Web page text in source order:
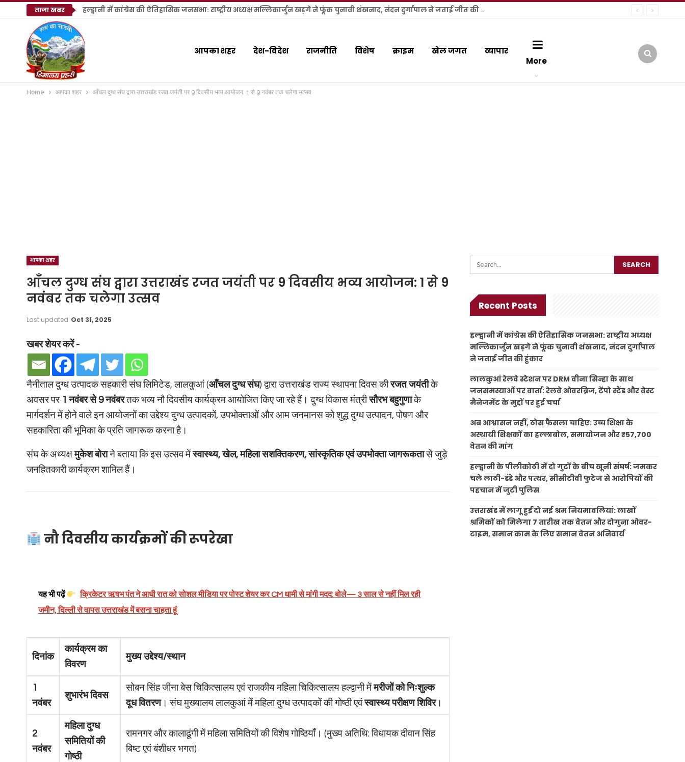
ताजा खबर हल्द्वानी में कांग्रेस की ऐतिहासिक जनसभा: राष्ट्रीय अध्यक्ष मल्लिकार्जुन खड़गे ने फूंक चुनावी शंखनाद, नंदन दुर्गापाल ने जताई जीत की हुंकार
आपका शहर देश-विदेश राजनीति विशेष क्राइम खेल जगत
व्यापार
More
Home आपका शहर आँचल दुग्ध संघ द्वारा उत्तराखंड रजत जयंती पर 9 दिवसीय भव्य आयोजन: 1 से 9 नवंबर तक चलेगा उत्सव
आपका शहर
आँचल दुग्ध संघ द्वारा उत्तराखंड रजत जयंती पर 9 दिवसीय भव्य आयोजन: 1 से 9
नवंबर तक चलेगा उत्सव
Last updated Oct 31, 2025
खबर शेयर करें -
नैनीताल दुग्ध उत्पादक सहकारी संघ लिमिटेड, लालकुआं (आँचल दुग्ध संघ) द्वारा उत्तराखंड राज्य स्थापना दिवस कीरजत जयंतीके
अवसर पर 1 नवंबर से 9 नवंबरतक भव्य नौ दिवसीय कार्यक्रम आयोजित किए जा रहे हैं। दुग्ध विकास मंत्रीसौरभ बहुगुणाके
मार्गदर्शन में होने वाले इन आयोजनों का उद्देश्य दुग्ध उत्पादकों, उपभोक्ताओं और आम जनमानस को शुद्ध दुग्ध उत्पादन, पोषण और
सहकारिता की भूमिका के प्रति जागरूक करना है।
संघ के अध्यक्षमुकेश बोराने बताया कि इस उत्सव मेंस्वास्थ्य, खेल, महिला सशक्तिकरण, सांस्कृतिक एवं उपभोक्ता जागरूकतासे जुड़े
जनहितकारी कार्यक्रम शामिल हैं।
नौ दिवसीय कार्यक्रमों की रूपरेखा
यह भी पढ़ें
क्रिकेटर ऋषभ पंत ने आधी रात को सोशल मीडिया पर पोस्ट शेयर कर CM धामी से मांगी मदद: बोले— 3 साल से नहीं मिल रही
जमीन, दिल्ली से वापस उत्तराखंड में बसना चाहता हूं
दिनांक
कार्यक्रम का
विवरण
मुख्य उद्देश्य/स्थान
1
नवंबर
शुभारंभ दिवस
सोबन सिंह जीना बेस चिकित्सालय एवं राजकीय महिला चिकित्सालय हल्द्वानी मेंमरीजों को निःशुल्क
दूध वितरण। संघ मुख्यालय लालकुआं में महिला दुग्ध उत्पादकों की गोष्ठी एवंस्वास्थ्य परीक्षण शिविर।
2
नवंबर
महिला दुग्ध
समितियों की
गोष्ठी
रामनगर और कालाढूंगी में महिला समितियों की विशेष गोष्ठियाँ। (मुख्य अतिथि: विधायक दीवान सिंह
बिष्ट एवं बंशीधर भगत)
Recent Posts
हल्द्वानी में कांग्रेस की ऐतिहासिक जनसभा: राष्ट्रीय अध्यक्ष
मल्लिकार्जुन खड़गे ने फूंक चुनावी शंखनाद, नंदन दुर्गापाल
ने जताई जीत की हुंकार
लालकुआं रेलवे स्टेशन पर DRM वीना सिन्हा के साथ
जनसमस्याओं पर वार्ता: रेलवे ओवरब्रिज, टेंपो स्टैंड और वेस्ट
मैनेजमेंट के मुद्दों पर हुई चर्चा
अब आश्वासन नहीं, ठोस फैसला चाहिए: उच्च शिक्षा के
अस्थायी शिक्षकों का हल्लाबोल, समायोजन और ₹57,700
वेतन की मांग
हल्द्वानी के पीलीकोठी में दो गुटों के बीच खूनी संघर्ष: जमकर
चले लाठी-डंडे और पत्थर, सीसीटीवी फुटेज से आरोपियों की
पहचान में जुटी पुलिस
उत्तराखंड में लागू हुईं दो नई श्रम नियमावलियां: लाखों
श्रमिकों को मिलेगा 7 तारीख तक वेतन और दोगुना ओवर-
टाइम, समान काम के लिए समान वेतन अनिवार्य